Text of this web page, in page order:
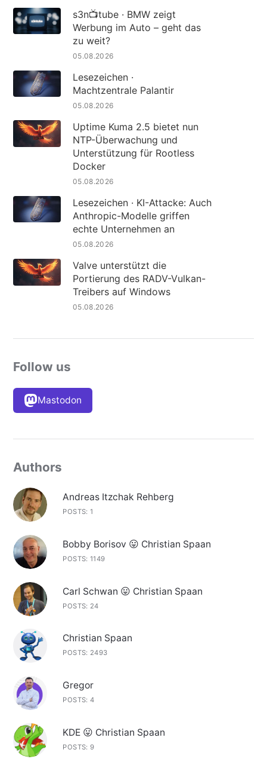
s3n📺tube · BMW zeigt
Werbung im Auto – geht das
zu weit?
05.08.2026
Lesezeichen ·
Machtzentrale Palantir
05.08.2026
Uptime Kuma 2.5 bietet nun
NTP-Überwachung und
Unterstützung für Rootless
Docker
05.08.2026
Lesezeichen · KI-Attacke: Auch
Anthropic-Modelle griffen
echte Unternehmen an
05.08.2026
Valve unterstützt die
Portierung des RADV-Vulkan-
Treibers auf Windows
05.08.2026
Follow us
Mastodon
Authors
Andreas Itzchak Rehberg
POSTS: 1
Bobby Borisov 😛 Christian Spaan
POSTS: 1149
Carl Schwan 😛 Christian Spaan
POSTS: 24
Christian Spaan
POSTS: 2493
Gregor
POSTS: 4
KDE 😛 Christian Spaan
POSTS: 9